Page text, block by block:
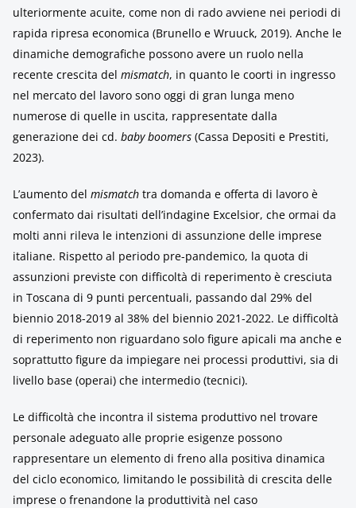
ulteriormente acuite, come non di rado avviene nei periodi di
rapida ripresa economica (Brunello e Wruuck, 2019). Anche le
dinamiche demografiche possono avere un ruolo nella
recente crescita del mismatch, in quanto le coorti in ingresso
nel mercato del lavoro sono oggi di gran lunga meno
numerose di quelle in uscita, rappresentate dalla
generazione dei cd. baby boomers (Cassa Depositi e Prestiti,
2023).
L’aumento del mismatch tra domanda e offerta di lavoro è
confermato dai risultati dell’indagine Excelsior, che ormai da
molti anni rileva le intenzioni di assunzione delle imprese
italiane. Rispetto al periodo pre-pandemico, la quota di
assunzioni previste con difficoltà di reperimento è cresciuta
in Toscana di 9 punti percentuali, passando dal 29% del
biennio 2018-2019 al 38% del biennio 2021-2022. Le difficoltà
di reperimento non riguardano solo figure apicali ma anche e
soprattutto figure da impiegare nei processi produttivi, sia di
livello base (operai) che intermedio (tecnici).
Le difficoltà che incontra il sistema produttivo nel trovare
personale adeguato alle proprie esigenze possono
rappresentare un elemento di freno alla positiva dinamica
del ciclo economico, limitando le possibilità di crescita delle
imprese o frenandone la produttività nel caso